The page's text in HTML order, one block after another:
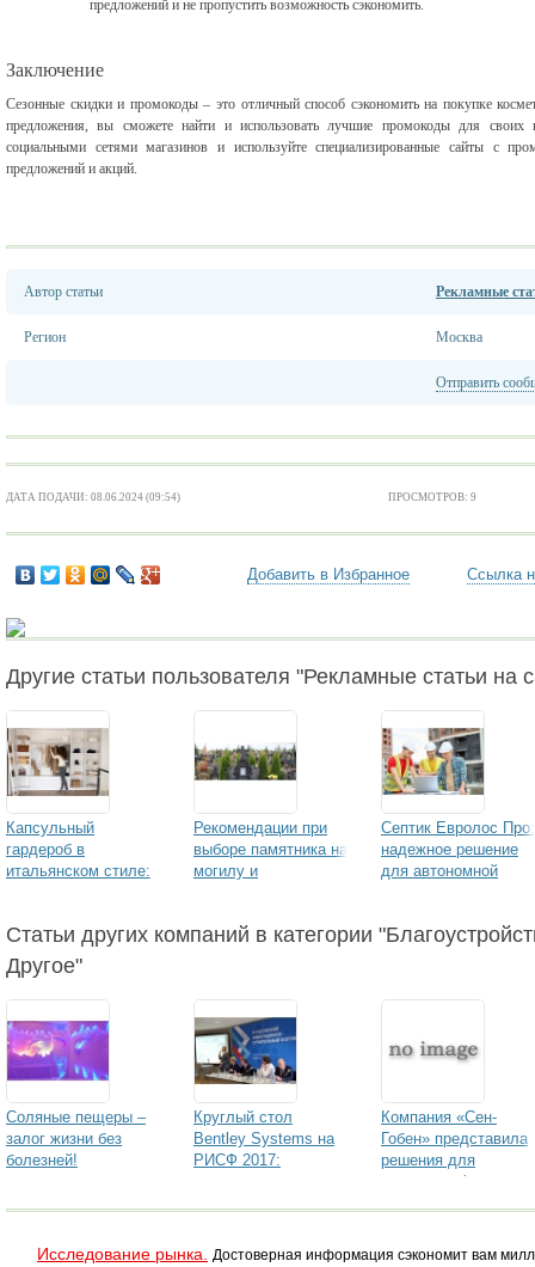
предложений и не пропустить возможность сэкономить.
Заключение
Сезонные скидки и промокоды – это отличный способ сэкономить на покупке
предложения, вы сможете найти и использовать лучшие промокоды для своих
социальными сетями магазинов и используйте специализированные сайты с
предложений и акций.
Автор статьи Рекламные
Регион Москва
Отправить
ДАТА ПОДАЧИ: 08.06.2024 (09:54) ПРОСМОТРОВ: 9
Добавить в Избранное Ссылка
Другие статьи пользователя "Рекламные статьи на
Капсульный
гардероб в
итальянском стиле:
Рекомендации при
выборе памятника на
могилу и
изготовления
Септик Евролос Про:
надежное решение
для автономной
Статьи других компаний в категории
Другое"
Соляные пещеры –
залог жизни без
болезней!
Круглый стол
Bentley Systems на
РИСФ 2017:
Компания «Сен-
Гобен» представила
решения для
мультикомфортного
Исследование рынка.
Достоверная информация сэкономит вам